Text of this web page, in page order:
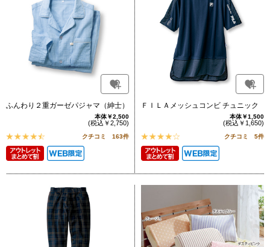
ふんわり２重ガーゼパジャマ（紳士）
本体￥2,500
(税込￥2,750)
クチコミ 163件
ＦＩＬＡメッシュコンビ チュニック
本体￥1,500
(税込￥1,650)
クチコミ 5件